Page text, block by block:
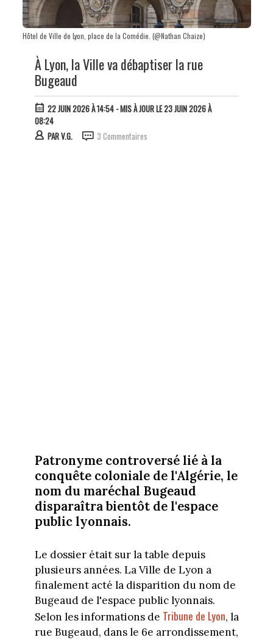
Hôtel de Ville de Lyon, place de la Comédie. (@Nathan Chaize)
À Lyon, la Ville va débaptiser la rue
Bugeaud
22 JUIN 2026 À 14:54- MIS À JOUR LE 23 JUIN 2026 À
08:24
PARV.G. 3 Commentaires
Patronyme controversé lié à la
conquête coloniale de l'Algérie, le
nom du maréchal Bugeaud
disparaîtra bientôt de l'espace
public lyonnais.
Le dossier était sur la table depuis
plusieurs années. La Ville de Lyon a
finalement acté la disparition du nom de
Bugeaud de l'espace public lyonnais.
Selon les informations de Tribune de Lyon, la
rue Bugeaud, dans le 6e arrondissement,